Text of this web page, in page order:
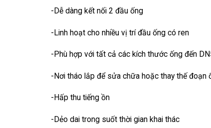
-Dễ dàng kết nối 2 đầu ống
-Linh hoạt cho nhiều vị trí đầu ống có ren
-Phù hợp với tất cả các kích thước ống đến
-Nơi tháo lắp để sửa chữa hoặc thay thế đoạn
-Hấp thu tiếng ồn
-Dẻo dai trong suốt thời gian khai thác